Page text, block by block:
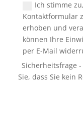
Ich stimme
Kontaktformular
erhoben und
können Ihre
per E-Mail